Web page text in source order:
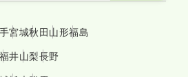
宮城秋田山形福島
福井山梨長野